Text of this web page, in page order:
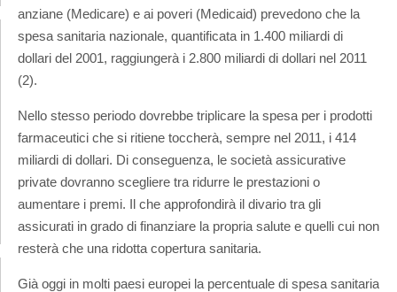
anziane (Medicare) e ai poveri (Medicaid) prevedono che la
spesa sanitaria nazionale, quantificata in 1.400 miliardi di
dollari del 2001, raggiungerà i 2.800 miliardi di dollari nel 2011
(2).
Nello stesso periodo dovrebbe triplicare la spesa per i prodotti
farmaceutici che si ritiene toccherà, sempre nel 2011, i 414
miliardi di dollari. Di conseguenza, le società assicurative
private dovranno scegliere tra ridurre le prestazioni o
aumentare i premi. Il che approfondirà il divario tra gli
assicurati in grado di finanziare la propria salute e quelli cui non
resterà che una ridotta copertura sanitaria.
Già oggi in molti paesi europei la percentuale di spesa sanitaria